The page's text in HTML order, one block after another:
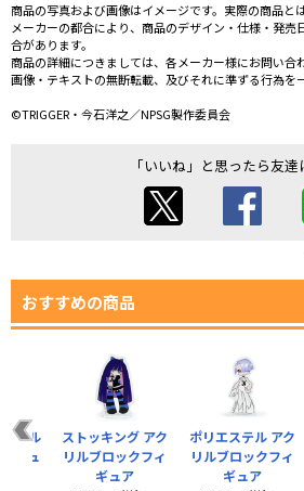
商品の写真および画像はイメージです。実際の商品と
メーカーの都合により、商品のデザイン・仕様・発売
合があります。
商品の詳細につきましては、各メーカー様にお問い合
画像・テキストの無断転載、及びそれに準ずる行為を
©TRIGGER・今石洋之／NPSG製作委員会
「いいね」と思ったら友達
おすすめの商品
ポリエステル アク
リルブロックフィ
ギュア
リル
ギュ
ストッキング アク
リルブロックフィ
ギュア